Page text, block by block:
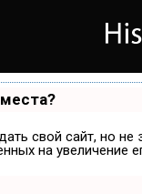
свой сайт, но
на